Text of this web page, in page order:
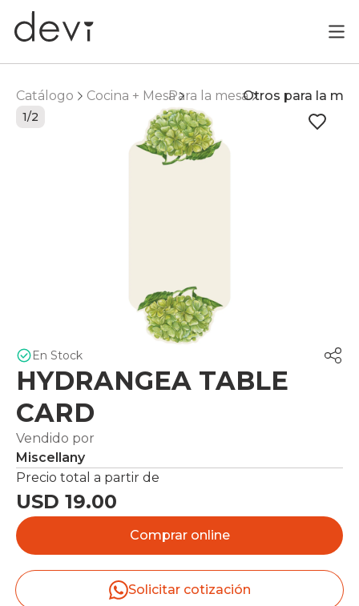
Catálogo Cocina + MesaPara la mesaOtros para la
1/2
En Stock
HYDRANGEA TABLE
CARD
Vendido por
Miscellany
Precio total a partir de
USD 19.00
Comprar online
Solicitar cotización